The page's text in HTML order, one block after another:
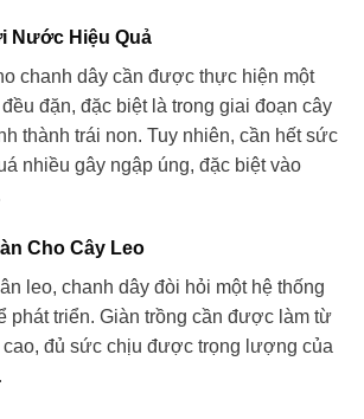
Nước Hiệu Quả
chanh dây cần được thực hiện một
đặn, đặc biệt là trong giai đoạn cây
thành trái non. Tuy nhiên, cần hết sức
nhiều gây ngập úng, đặc biệt vào
Cho Cây Leo
leo, chanh dây đòi hỏi một hệ thống
phát triển. Giàn trồng cần được làm từ
cao, đủ sức chịu được trọng lượng của